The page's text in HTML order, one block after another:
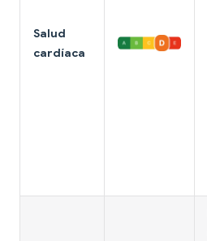
Salud
cardíaca